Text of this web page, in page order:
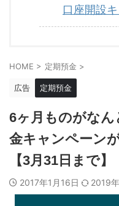
口座開設
HOME > 定期預金 >
広告 定期預金
6ヶ月ものがなん
金キャンペーン
【3月31日まで】
2017年1月16日 2019